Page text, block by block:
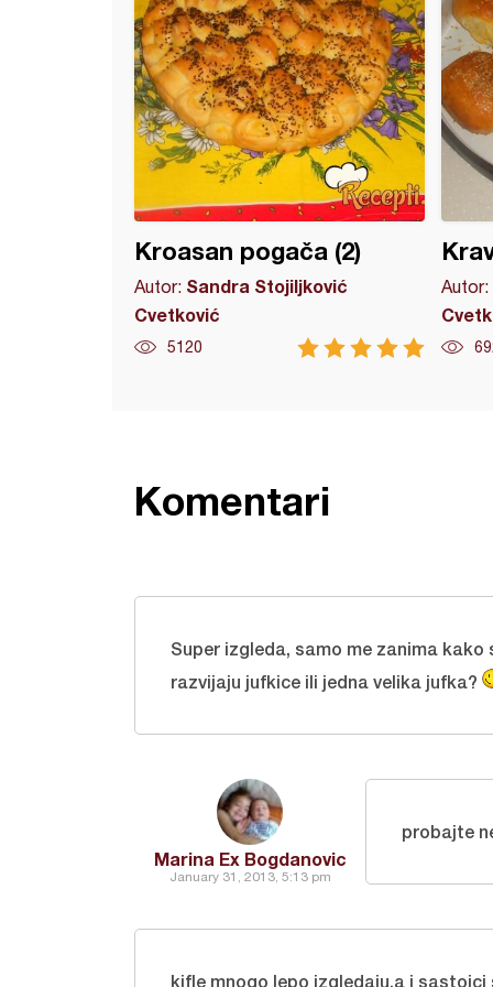
Kroasan pogača (2)
Autor: Sandra Stojiljković
Cvetković
5120
Autor:
Komentari
Super izgleda, samo me zanima kako
razvijaju jufkice ili jedna velika jufka?
Marina Ex Bogdanovic
January 31, 2013, 5:13 pm
probajte
kifle mnogo lepo izgledaju,a i sastojci